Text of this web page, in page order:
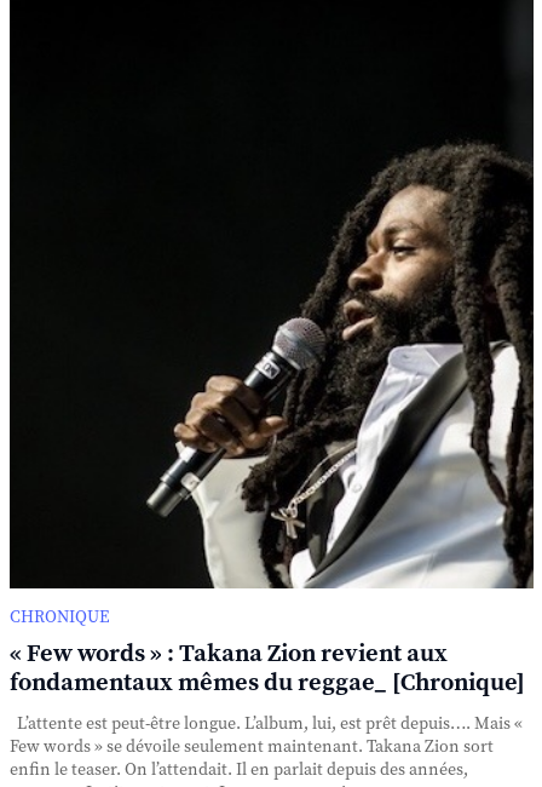
CHRONIQUE
« Few words » : Takana Zion revient aux
fondamentaux mêmes du reggae_ [Chronique]
L’attente est peut-être longue. L’album, lui, est prêt depuis…. Mais «
Few words » se dévoile seulement maintenant. Takana Zion sort
enfin le teaser. On l’attendait. Il en parlait depuis des années,